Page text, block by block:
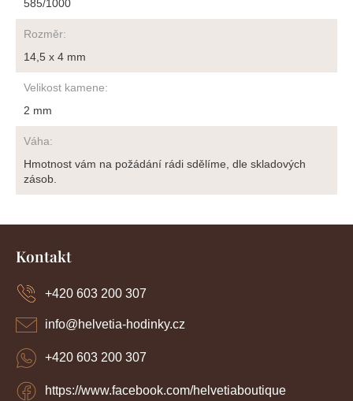
585/1000
Rozměr:
14,5 x 4 mm
Velikost kamene:
2 mm
Váha:
Hmotnost vám na požádání rádi sdělíme, dle skladových
zásob.
Kontakt
info@helvetia-hodinky.cz
+420 603 200 307
https://www.facebook.com/helvetiaboutique
+420 603 200 307